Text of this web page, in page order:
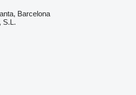
Barcelona
S.L.